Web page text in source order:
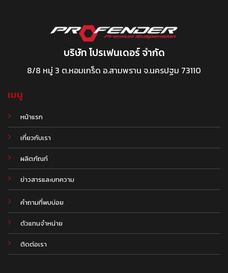
บริษัท โปรเฟนเดอร์ จำกัด
8/8 หมู่ 3 ต.หอมเกร็ด อ.สามพราน จ.นครปฐม 73110
เมนู
หน้าแรก
เกี่ยวกับเรา
ผลิตภัณฑ์
ข่าวสารและบทความ
.
คำถามที่พบบ่อย
ตัวแทนจำหน่าย
ติดต่อเรา